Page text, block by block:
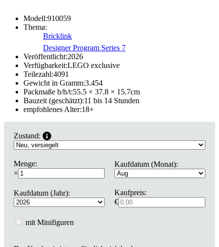
Modell:910059
Thema:
Bricklink
Designer Program Series 7
Veröffentlicht:2026
Verfügbarkeit:LEGO exclusive
Teilezahl:4091
Gewicht in Gramm:3.454
Packmaße b/h/t:55.5 × 37.8 × 15.7cm
Bauzeit (geschätzt):11 bis 14 Stunden
empfohlenes Alter:18+
Zustand:
Menge:
×
Kaufdatum (Monat):
Kaufdatum (Jahr):
Kaufpreis:
€
mit Minifiguren